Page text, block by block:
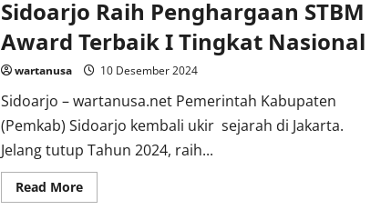
MMD
Kesehatan
Sidoarjo Raih Penghargaan STBM
Award Terbaik I Tingkat Nasional
wartanusa 10 Desember 2024
Sidoarjo – wartanusa.net Pemerintah Kabupaten
(Pemkab) Sidoarjo kembali ukir sejarah di Jakarta.
Jelang tutup Tahun 2024, raih...
Read MoreRead
more